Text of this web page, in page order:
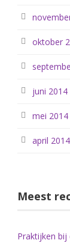
oktober
juni 2014
mei 2014
april 2014
Meest
Praktijken bij